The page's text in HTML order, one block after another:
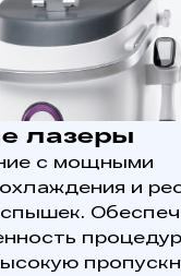
лазеры
с мощными
и